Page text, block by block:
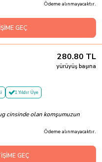
Ödeme alınmayacaktır.
GEÇ
280.80 TL
yürüyüş başına
1 Yıldır Üye
cinsinde olan komşumuzun
Ödeme alınmayacaktır.
GEÇ